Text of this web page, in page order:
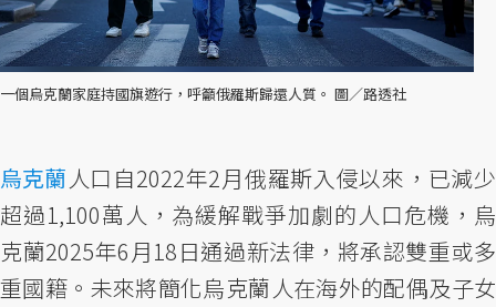
一個烏克蘭家庭持國旗遊行，呼籲俄羅斯歸還人質。 圖／路透社
烏克蘭人口自2022年2月俄羅斯入侵以來，已減少
超過1,100萬人，為緩解戰爭加劇的人口危機，烏
克蘭2025年6月18日通過新法律，將承認雙重或多
重國籍。未來將簡化烏克蘭人在海外的配偶及子女